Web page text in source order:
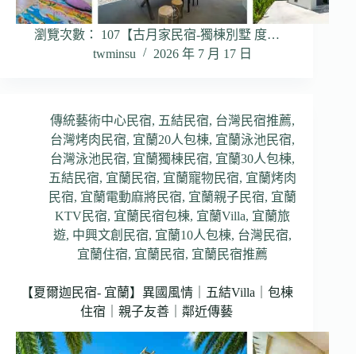
瀏覽次數： 107【古月家民宿-獨棟別墅 度…
twminsu
2026 年 7 月 17 日
傳統藝術中心民宿, 五結民宿, 台灣民宿推薦,
台灣烤肉民宿, 宜蘭20人包棟, 宜蘭泳池民宿,
台灣泳池民宿, 宜蘭獨棟民宿, 宜蘭30人包棟,
五結民宿, 宜蘭民宿, 宜蘭寵物民宿, 宜蘭烤肉
民宿, 宜蘭電動麻將民宿, 宜蘭親子民宿, 宜蘭
KTV民宿, 宜蘭民宿包棟, 宜蘭Villa, 宜蘭旅
遊, 中興文創民宿, 宜蘭10人包棟, 台灣民宿,
宜蘭住宿, 宜蘭民宿, 宜蘭民宿推薦
【夏爾迦民宿- 宜蘭】異國風情｜五結Villa｜包棟
住宿｜親子友善｜鄰近傳藝